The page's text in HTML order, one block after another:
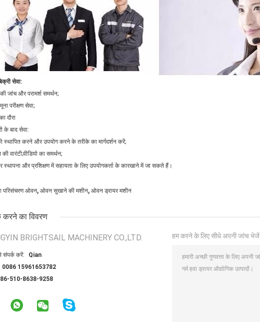
सेवा:
जांच और परामर्श समर्थन;
परीक्षण सेवा;
दौरा
के बाद सेवा:
स्थापित करने और उपयोग करने के तरीके का मार्गदर्शन करें;
वारंटी;वीडियो का समर्थन;
स्थापना और प्रशिक्षण में सहायता के लिए उपयोगकर्ता के कारखाने में जा सकते हैं।
परिसंचरण ओवन, ओवन सुखाने की मशीन, ओवन ड्रायर मशीन
करने का विवरण
BRIGHTSAIL MACHINERY CO.,LTD.
संपर्क करें:
Qian
0086 15961653782
86-510-8638-9258
हम करने के लिए सीधे अपनी जांच भेजें